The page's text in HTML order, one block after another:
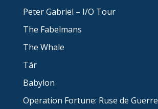
Peter Gabriel – I/O Tour
The Fabelmans
The Whale
Tár
Babylon
Operation Fortune: Ruse de Guerre